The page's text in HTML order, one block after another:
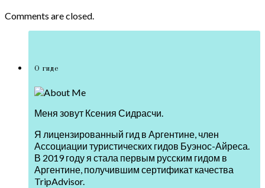
Comments are closed.
О гиде
Меня зовут Ксения Сидрасчи.
Я лицензированный гид в Аргентине, член
Ассоциации туристических гидов Буэнос-Айреса.
В 2019 году я стала первым русским гидом в
Аргентине, получившим сертификат качества
TripAdvisor.